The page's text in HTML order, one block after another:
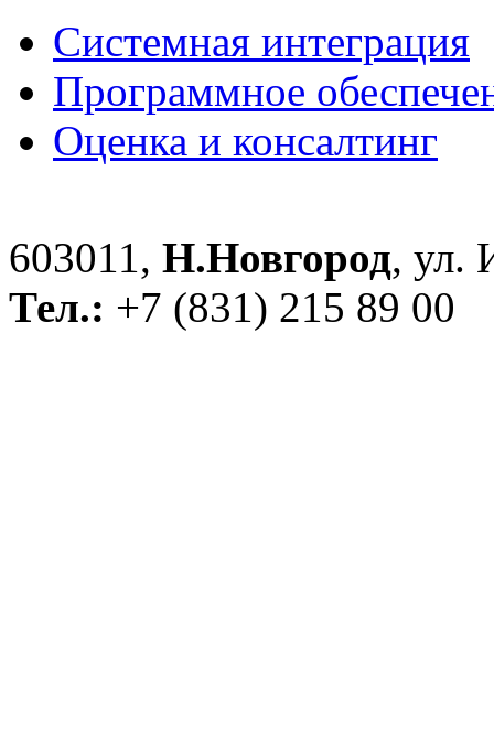
Системная интеграция
Программное
Оценка и консалтинг
603011, Н.Новгород, ул.
Тел.: +7 (831) 215 89 00